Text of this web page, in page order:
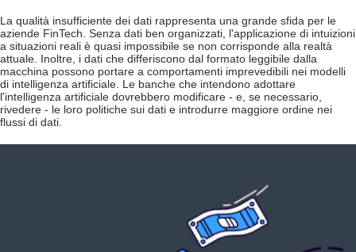
La qualità insufficiente dei dati rappresenta una grande sfida per le
aziende FinTech. Senza dati ben organizzati, l'applicazione di intuizioni
a situazioni reali è quasi impossibile se non corrisponde alla realtà
attuale. Inoltre, i dati che differiscono dal formato leggibile dalla
macchina possono portare a comportamenti imprevedibili nei modelli
di intelligenza artificiale. Le banche che intendono adottare
l'intelligenza artificiale dovrebbero modificare - e, se necessario,
rivedere - le loro politiche sui dati e introdurre maggiore ordine nei
flussi di dati.